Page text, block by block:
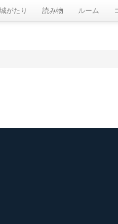
城がたり 読み物 ルーム